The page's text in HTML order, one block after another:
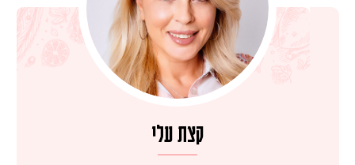
קצת עלי